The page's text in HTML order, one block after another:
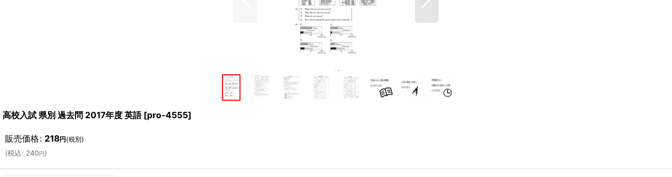
高校入試 県別 過去問 2017年度 英語 [pro-4555]
販売価格: 218円(税別)
(税込: 240円)